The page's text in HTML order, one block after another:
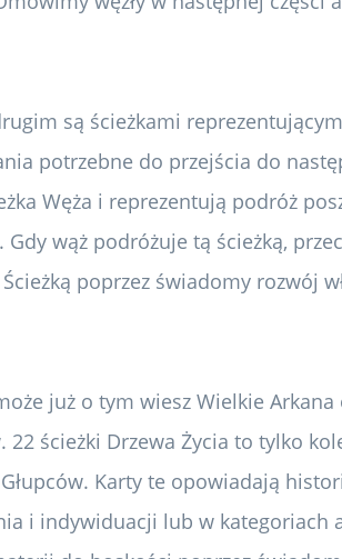
są ścieżkami
potrzebne do przejścia do
Węża i reprezentują podróż
wąż podróżuje tą ścieżką,
poprzez świadomy rozwój
już o tym wiesz Wielkie
22 ścieżki Drzewa Życia to tylko
Karty te opowiadają
i indywiduacji lub w kategoriach